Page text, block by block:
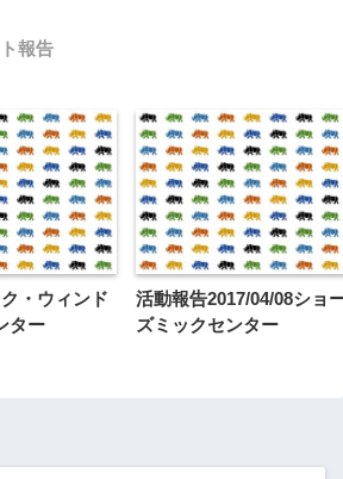
報告
・ウィンド
ター
活動報告2017/04/08ショ
ズミックセンター